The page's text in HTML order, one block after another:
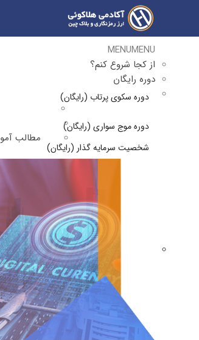
MENUMENU
از کجا شروع کنم؟
دوره رایگان
دوره سکوی پرتاب (رایگان)
دوره موج سواری (رایگان)
شخصیت سرمایه گذار (رایگان)
مطالب